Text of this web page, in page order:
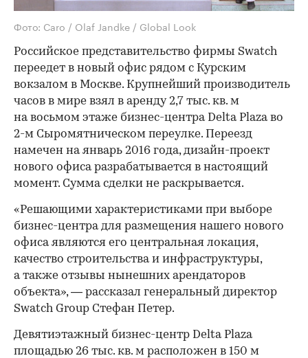
Фото: Caro / Olaf Jandke / Global Look
Российское представительство фирмы Swatch
переедет в новый офис рядом с Курским
вокзалом в Москве. Крупнейший производитель
часов в мире взял в аренду 2,7 тыс. кв. м
на восьмом этаже бизнес-центра Delta Plaza во
2-м Сыромятническом переулке. Переезд
намечен на январь 2016 года, дизайн-проект
нового офиса разрабатывается в настоящий
момент. Сумма сделки не раскрывается.
«Решающими характеристиками при выборе
бизнес-центра для размещения нашего нового
офиса являются его центральная локация,
качество строительства и инфраструктуры,
а также отзывы нынешних арендаторов
объекта», — рассказал генеральный директор
Swatch Group Стефан Петер.
Девятиэтажный бизнес-центр Delta Plaza
площадью 26 тыс. кв. м расположен в 150 м